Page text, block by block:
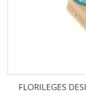
FLORILEGES